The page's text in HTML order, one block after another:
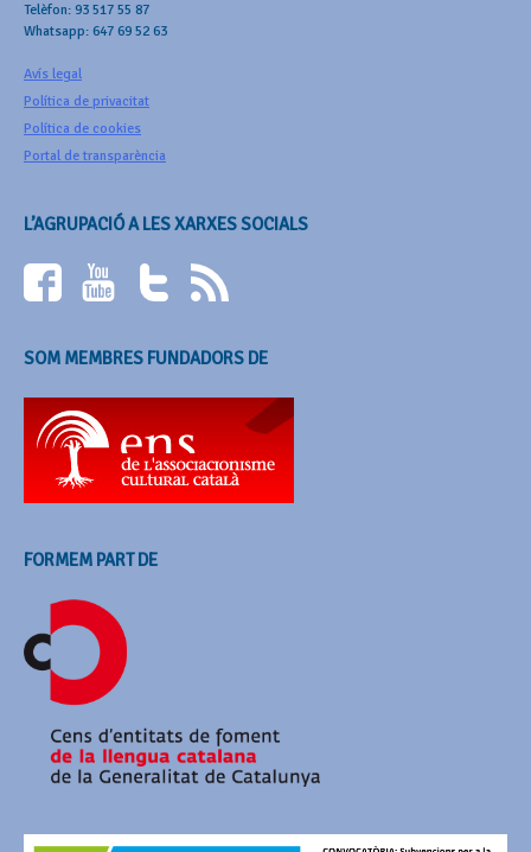
Telèfon: 93 517 55 87
Whatsapp: 647 69 52 63
Avís legal
Política de privacitat
Política de cookies
Portal de transparència
L’AGRUPACIÓ A LES XARXES SOCIALS
SOM MEMBRES FUNDADORS DE
FORMEM PART DE